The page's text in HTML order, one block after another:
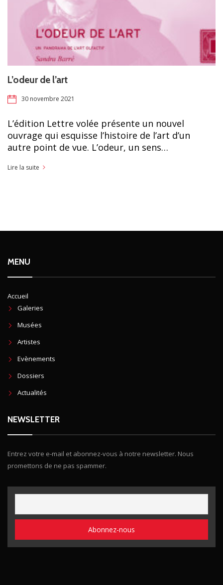
L’odeur de l’art
30 novembre 2021
L’édition Lettre volée présente un nouvel
ouvrage qui esquisse l’histoire de l’art d’un
autre point de vue. L’odeur, un sens…
Lire la suite
MENU
Accueil
Galeries
Musées
Artistes
Evènements
Dossiers
Actualités
NEWSLETTER
Entrez votre e-mail et abonnez-vous à notre newsletter. Nous
promettons de ne pas spammer.